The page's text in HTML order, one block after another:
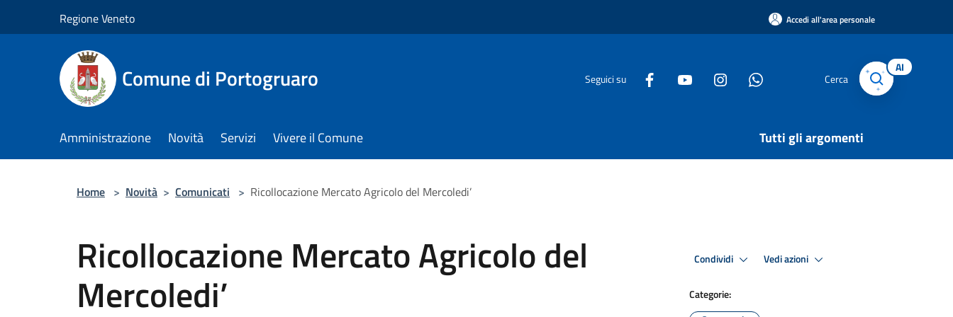
Regione Veneto Accedi all'area personale
Comune di Portogruaro Seguici su Cerca
AI
Amministrazione Novità Servizi Vivere il Comune Tutti gli argomenti
Home > Novità > Comunicati > Ricollocazione Mercato Agricolo del Mercoledi’
Ricollocazione Mercato Agricolo del
Mercoledi’
Condividi Vedi azioni
Categorie: